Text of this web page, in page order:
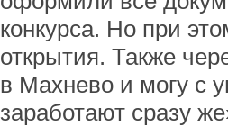
конкурса. Но при
открытия. Также
в Махнево и могу с
заработают сразу